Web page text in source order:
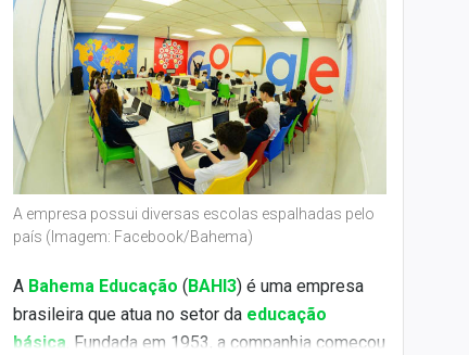
A empresa possui diversas escolas espalhadas pelo
país (Imagem: Facebook/Bahema)
A Bahema Educação (BAHI3) é uma empresa
brasileira que atua no setor da educação
básica . Fundada em 1953, a companhia começou